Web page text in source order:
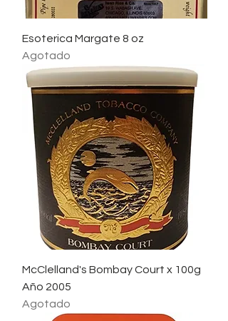
Esoterica Margate 8 oz
Agotado
McClelland's Bombay Court x 100g
Año 2005
Agotado